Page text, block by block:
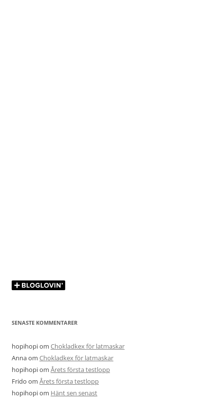
SENASTE KOMMENTARER
hopihopiom Chokladkex för latmaskar
Annaom Chokladkex för latmaskar
hopihopiom Årets första testlopp
Frido om Årets första testlopp
hopihopiom Hänt sen senast